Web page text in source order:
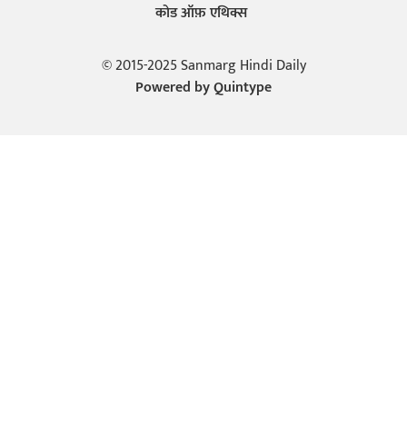
कोड ऑफ़ एथिक्स
© 2015-2025 Sanmarg Hindi Daily
Powered byQuintype